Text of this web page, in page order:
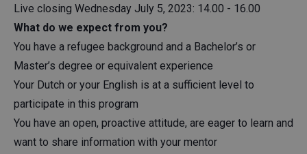
Live closing Wednesday July 5, 2023: 14.00 - 16.00
What do we expect from you?
You have a refugee background and a Bachelor’s or
Master’s degree or equivalent experience
Your Dutch or your English is at a sufficient level to
participate in this program
You have an open, proactive attitude, are eager to learn and
want to share information with your mentor